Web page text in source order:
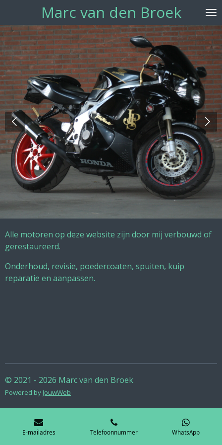
naar
de
hoofdinhoud
Marc van den Broek
Alle motoren op deze website zijn door mij verbouwd of
gerestaureerd.
Onderhoud, revisie, poedercoaten, spuiten, kuip
reparatie en aanpassen.
© 2021 - 2026 Marc van den Broek
Powered by JouwWeb
E-mailadres Telefoonnummer WhatsApp